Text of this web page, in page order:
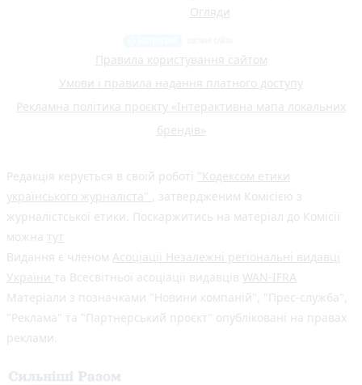
Огляди
Правила користування сайтом
Умови і правила надання платного доступу
Рекламна політика проєкту «Інтерактивна мапа локальних
брендів»
Редакція керується в своїй роботі "Кодексом етики
українського журналіста" , затвердженим Комісією з
журналістської етики. Поскаржитись на матеріал до Комісії
можна тут
Видання є членом Асоціації Незалежні регіональні видавці
України та Всесвітньої асоціації видавців WAN-IFRA
Матеріали з позначками "Новини компаній", "Прес-служба",
"Реклама" та "Партнерський проєкт" опубліковані на правах
реклами.